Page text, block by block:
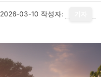
2026-03-10 작성자: